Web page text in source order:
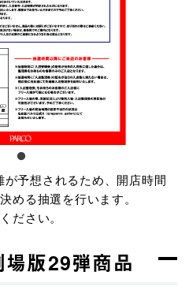
予想されるため、開店時間
める抽選を行います。
ださい。
場版29弾商品